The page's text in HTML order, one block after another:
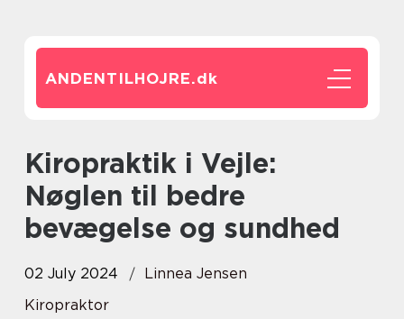
ANDENTILHOJRE.dk
Kiropraktik i Vejle:
Nøglen til bedre
bevægelse og sundhed
02 July 2024
Linnea Jensen
Kiropraktor